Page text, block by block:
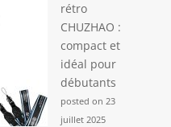
rétro
CHUZHAO :
compact et
idéal pour
débutants
posted on 23
juillet 2025